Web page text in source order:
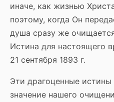
иначе, как жизнью
поэтому, когда Он
душа сразу же
Истина для настоящего
21 сентября 1893 г.
Эти драгоценные
значение нашего